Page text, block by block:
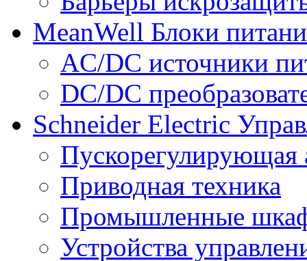
MeanWell Блоки
AC/DC источники
DC/DC
Schneider Electric
Пускорегулирующая
Приводная техника
Промышленные
Устройства